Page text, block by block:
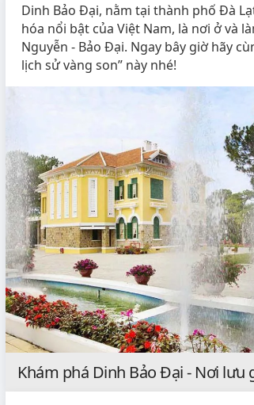
Dinh Bảo Đại, nằm tại thành phố Đà
hóa nổi bật của Việt Nam, là nơi ở và
Nguyễn - Bảo Đại. Ngay bây giờ hãy
lịch sử vàng son” này nhé!
Khám phá Dinh Bảo Đại - Nơi lưu